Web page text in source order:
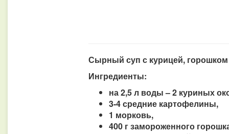
Сырный суп с курицей, горошком
Ингредиенты:
на 2,5 л воды – 2 куриных
3-4 средние картофелины,
1 морковь,
400 г замороженного